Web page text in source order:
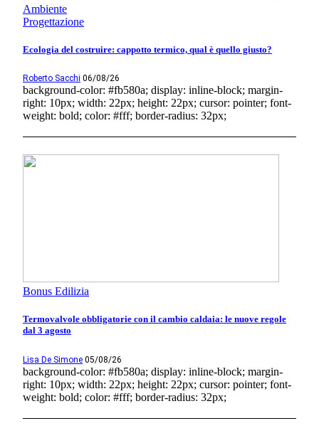
Ambiente
Progettazione
Ecologia del costruire: cappotto termico, qual è quello giusto?
Roberto Sacchi 06/08/26
background-color: #fb580a; display: inline-block; margin-
right: 10px; width: 22px; height: 22px; cursor: pointer; font-
weight: bold; color: #fff; border-radius: 32px;
Bonus Edilizia
Termovalvole obbligatorie con il cambio caldaia: le nuove regole
dal 3 agosto
Lisa De Simone 05/08/26
background-color: #fb580a; display: inline-block; margin-
right: 10px; width: 22px; height: 22px; cursor: pointer; font-
weight: bold; color: #fff; border-radius: 32px;